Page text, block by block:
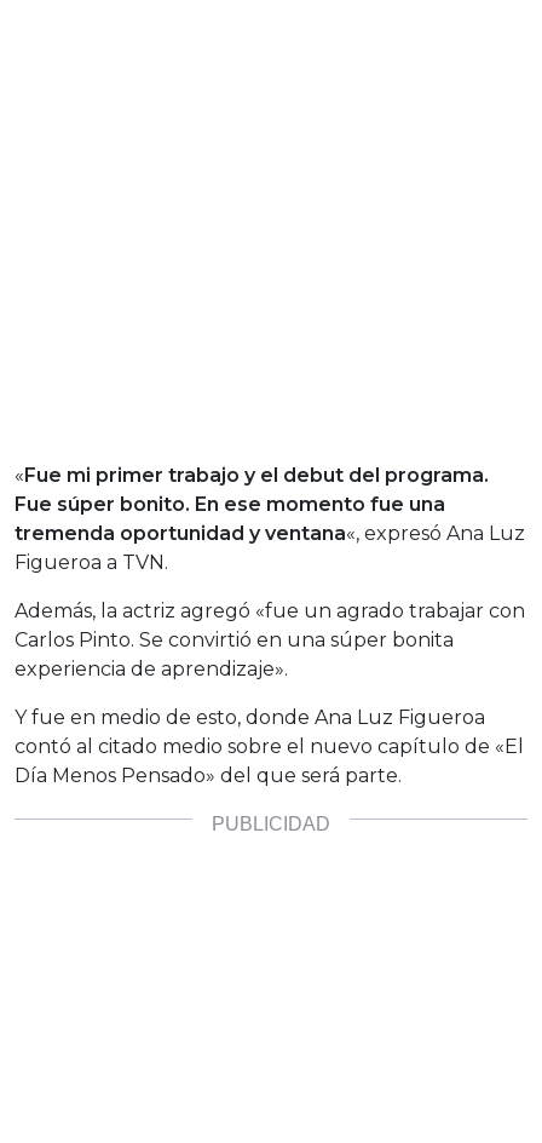
« Fue mi primer trabajo y el debut del programa.
Fue súper bonito. En ese momento fue una
tremenda oportunidad y ventana«, expresó Ana Luz
Figueroa a TVN.
Además, la actriz agregó «fue un agrado trabajar con
Carlos Pinto. Se convirtió en una súper bonita
experiencia de aprendizaje».
Y fue en medio de esto, donde Ana Luz Figueroa
contó al citado medio sobre el nuevo capítulo de «El
Día Menos Pensado» del que será parte.